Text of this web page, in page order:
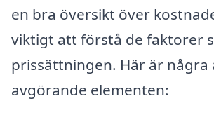
en bra översikt över
viktigt att förstå de faktorer
prissättningen. Här är några
avgörande elementen: